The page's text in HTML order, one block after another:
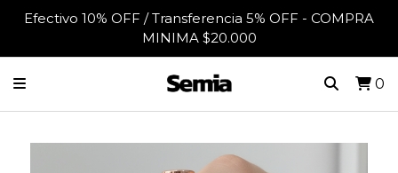
Efectivo 10% OFF / Transferencia 5% OFF - COMPRA
MINIMA $20.000
0